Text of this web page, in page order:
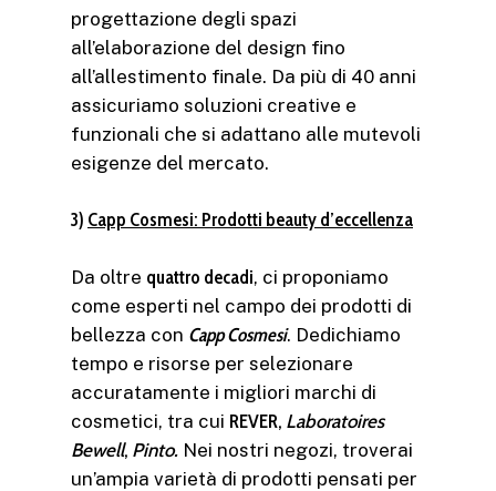
progettazione degli spazi
all’elaborazione del design fino
all’allestimento finale. Da più di 40 anni
assicuriamo soluzioni creative e
funzionali che si adattano alle mutevoli
esigenze del mercato.
3) Capp Cosmesi: Prodotti beauty d’eccellenza
Da oltre quattro decadi, ci proponiamo
come esperti nel campo dei prodotti di
bellezza con Capp Cosmesi. Dedichiamo
tempo e risorse per selezionare
accuratamente i migliori marchi di
cosmetici, tra cui REVER, Laboratoires
Bewell, Pinto. Nei nostri negozi, troverai
un’ampia varietà di prodotti pensati per